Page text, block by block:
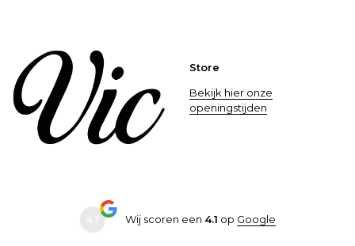
Store
Bekijk hier onze
openingstijden
Wij scoren een 4.1 op Google